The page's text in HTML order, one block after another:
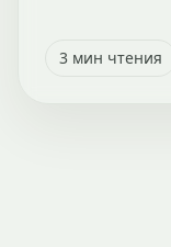
3 мин чтения